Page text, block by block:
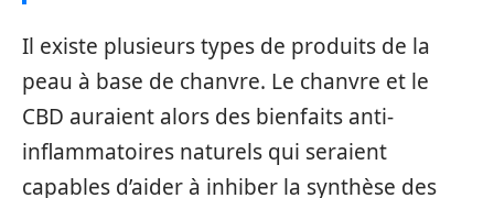
Il existe plusieurs types de produits de la
peau à base de chanvre. Le chanvre et le
CBD auraient alors des bienfaits anti-
inflammatoires naturels qui seraient
capables d’aider à inhiber la synthèse des